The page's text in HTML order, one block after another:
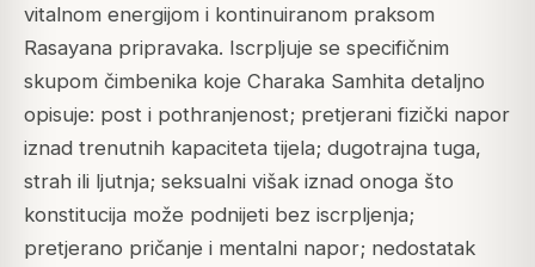
vitalnom energijom i kontinuiranom praksom
Rasayana pripravaka. Iscrpljuje se specifičnim
skupom čimbenika koje Charaka Samhita detaljno
opisuje: post i pothranjenost; pretjerani fizički napor
iznad trenutnih kapaciteta tijela; dugotrajna tuga,
strah ili ljutnja; seksualni višak iznad onoga što
konstitucija može podnijeti bez iscrpljenja;
pretjerano pričanje i mentalni napor; nedostatak